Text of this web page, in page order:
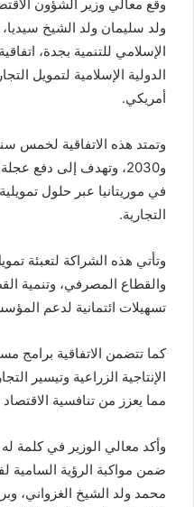
وقع معالي وزير الشؤون
ولد سليمان ولد الشيخ
الإسلامي للتنمية بجدة،
أمريكي.
و2030، وتهدف إلى دفع
في موريتانيا عبر حلول
التجارية.
وتأتي هذه الشراكة لتعبئة
والقطاع المصرفي، وتنمية
تسهيلات ائتمانية لدعم
كما تتضمن الاتفاقية برامج
الإنتاجية الزراعية وتيسير
مما يعزز من تنافسية
وأكد معالي الوزير في كلمة
ضمن مواكبة الرؤية السامية
محمد ولد الشيخ الغزواني،